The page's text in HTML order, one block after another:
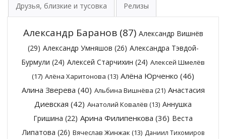
Друзья, близкие и тусовка Релизы
Александр Баранов(87) Александр Вишнёв
(29) Александр Умняшов (26) Александра Тэвдой-
Бурмули (24) Алексей Старчихин (24) Алексей Шмелёв
(17) Алёна Харитонова (13) Алёна Юрченко (46)
Алина Зверева (40) Альбина Вишнёва (21) Анастасия
Диевская (42) Анатолий Ковалёв (13) Аннушка
Гришина (22) Арина Филипенкова (36) Веста
Липатова (26) Вячеслав Жинжак (13) Даниил Тихомиров